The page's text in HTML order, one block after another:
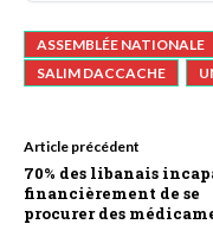
ASSEMBLÉE NATIONALE
SALIM DACCACHE
Article précédent
70% des libanais
financièrement de se
procurer des